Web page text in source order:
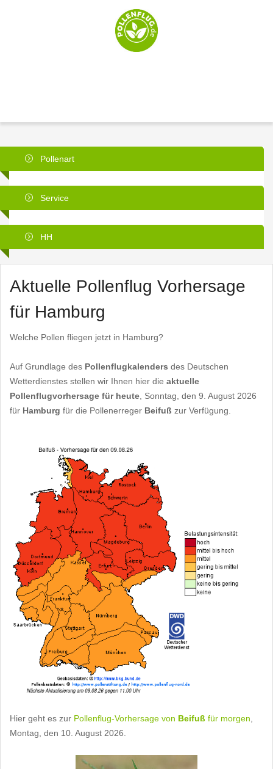
Pollenart
Service
HH
Aktuelle Pollenflug Vorhersage
für Hamburg
Welche Pollen fliegen jetzt in Hamburg?
Auf Grundlage des Pollenflugkalenders des Deutschen
Wetterdienstes stellen wir Ihnen hier die aktuelle
Pollenflugvorhersage für heute , Sonntag, den 9. August 2026
für Hamburg für die Pollenerreger Beifuß zur Verfügung.
Hier geht es zur Pollenflug-Vorhersage von Beifuß für morgen
Montag, den 10. August 2026.